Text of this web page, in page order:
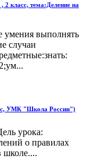
класс, тема:Деление на
умения выполнять
случаи
УМК "Школа России")
урока:
о правилах
школе....